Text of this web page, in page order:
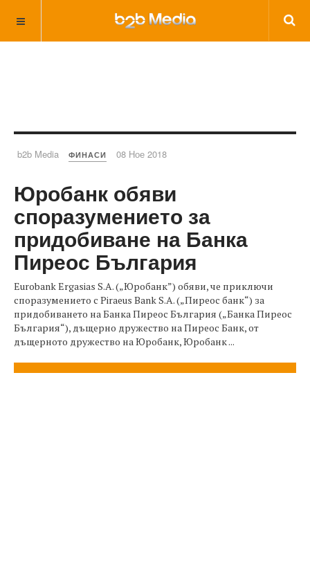
b2b Media ФИНАСИ 08 Ное 2018
Юробанк обяви
споразумението за
придобиване на Банка
Пиреос България
Eurobank Ergasias S.A. („Юробанк”) обяви, че приключи
споразумението с Piraeus Bank S.A. („Пиреос банк“) за
придобиването на Банка Пиреос България („Банка Пиреос
България“), дъщерно дружество на Пиреос Банк, от
дъщерното дружество на Юробанк, Юробанк ...